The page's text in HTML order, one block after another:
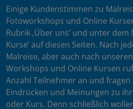
Einige Kundenstimmen zu
Fotoworkshops und Online
Rubrik ‚Über uns’ und unter dem
Kurse’ auf diesen Seiten. Nach
Malreise, aber auch nach
Workshops und Online Kursen
Anzahl Teilnehmer an und
Eindrücken und Meinungen zu
oder Kurs. Denn schließlich